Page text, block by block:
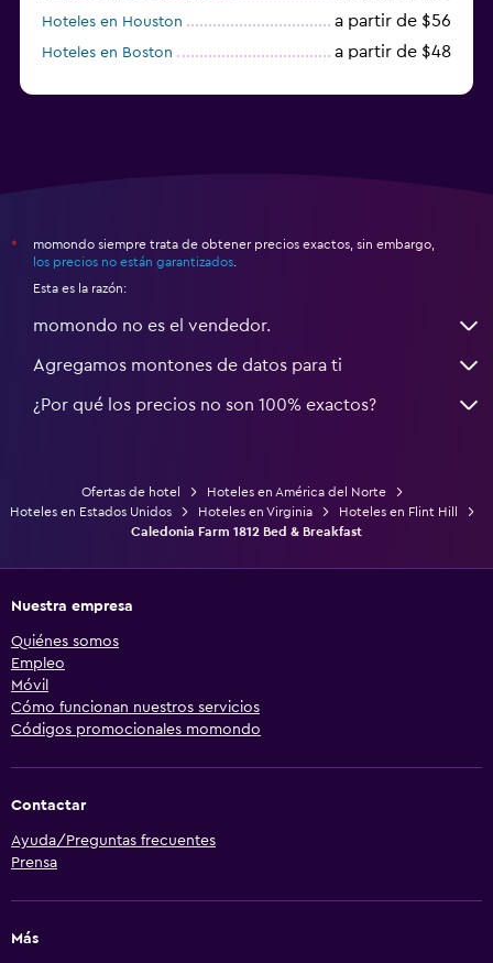
Hoteles en Houston a partir de $56
Hoteles en Boston a partir de $48
*
momondo siempre trata de obtener precios exactos, sin embargo,
los precios no están garantizados
Esta es la razón:
momondo no es el vendedor.
Agregamos montones de datos para ti
¿Por qué los precios no son 100% exactos?
Ofertas de hotel
Hoteles en América del Norte
Hoteles en Estados Unidos
Hoteles en Virginia
Hoteles en Flint Hill
Caledonia Farm 1812 Bed & Breakfast
Nuestra empresa
Quiénes somos
Empleo
Móvil
Cómo funcionan nuestros servicios
Códigos promocionales momondo
Contactar
Ayuda/Preguntas frecuentes
Prensa
Más